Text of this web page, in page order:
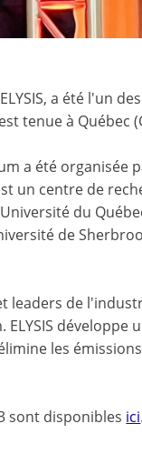
a été l'un
tenue à Québec
a été organisée
un centre de
du
de
de
les
sont disponibles ici.